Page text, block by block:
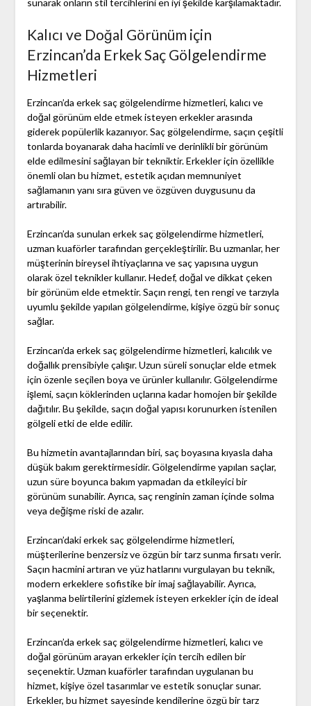
sunarak onların stil tercihlerini en iyi şekilde karşılamaktadır.
Kalıcı ve Doğal Görünüm için
Erzincan’da Erkek Saç Gölgelendirme
Hizmetleri
Erzincan’da erkek saç gölgelendirme hizmetleri, kalıcı ve
doğal görünüm elde etmek isteyen erkekler arasında
giderek popülerlik kazanıyor. Saç gölgelendirme, saçın çeşitli
tonlarda boyanarak daha hacimli ve derinlikli bir görünüm
elde edilmesini sağlayan bir tekniktir. Erkekler için özellikle
önemli olan bu hizmet, estetik açıdan memnuniyet
sağlamanın yanı sıra güven ve özgüven duygusunu da
artırabilir.
Erzincan’da sunulan erkek saç gölgelendirme hizmetleri,
uzman kuaförler tarafından gerçekleştirilir. Bu uzmanlar, her
müşterinin bireysel ihtiyaçlarına ve saç yapısına uygun
olarak özel teknikler kullanır. Hedef, doğal ve dikkat çeken
bir görünüm elde etmektir. Saçın rengi, ten rengi ve tarzıyla
uyumlu şekilde yapılan gölgelendirme, kişiye özgü bir sonuç
sağlar.
Erzincan’da erkek saç gölgelendirme hizmetleri, kalıcılık ve
doğallık prensibiyle çalışır. Uzun süreli sonuçlar elde etmek
için özenle seçilen boya ve ürünler kullanılır. Gölgelendirme
işlemi, saçın köklerinden uçlarına kadar homojen bir şekilde
dağıtılır. Bu şekilde, saçın doğal yapısı korunurken istenilen
gölgeli etki de elde edilir.
Bu hizmetin avantajlarından biri, saç boyasına kıyasla daha
düşük bakım gerektirmesidir. Gölgelendirme yapılan saçlar,
uzun süre boyunca bakım yapmadan da etkileyici bir
görünüm sunabilir. Ayrıca, saç renginin zaman içinde solma
veya değişme riski de azalır.
Erzincan’daki erkek saç gölgelendirme hizmetleri,
müşterilerine benzersiz ve özgün bir tarz sunma fırsatı verir.
Saçın hacmini artıran ve yüz hatlarını vurgulayan bu teknik,
modern erkeklere sofistike bir imaj sağlayabilir. Ayrıca,
yaşlanma belirtilerini gizlemek isteyen erkekler için de ideal
bir seçenektir.
Erzincan’da erkek saç gölgelendirme hizmetleri, kalıcı ve
doğal görünüm arayan erkekler için tercih edilen bir
seçenektir. Uzman kuaförler tarafından uygulanan bu
hizmet, kişiye özel tasarımlar ve estetik sonuçlar sunar.
Erkekler, bu hizmet sayesinde kendilerine özgü bir tarz